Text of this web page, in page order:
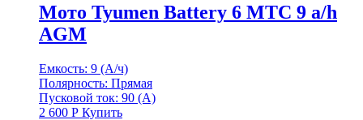
Мото Tyumen Battery 6 МТС 9 а/h
AGM
Емкость: 9 (А/ч)
Полярность: Прямая
Пусковой ток: 90 (А)
2 600 Р Купить